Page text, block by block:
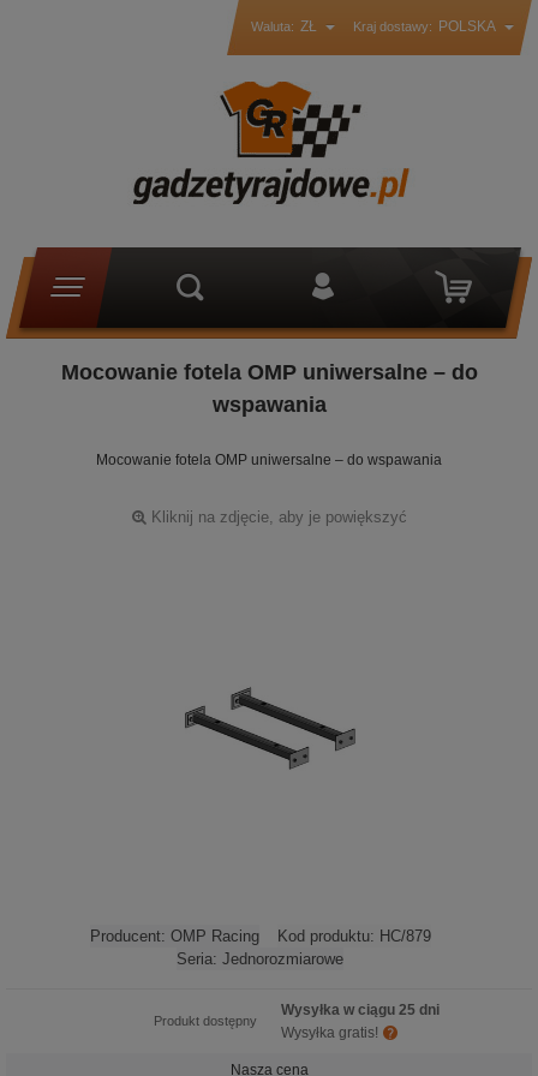
Waluta: ZŁ Kraj dostawy: POLSKA
Mocowanie fotela OMP uniwersalne – do
wspawania
Mocowanie fotela OMP uniwersalne – do wspawania
Kliknij na zdjęcie, aby je powiększyć
Producent: OMP Racing Kod produktu: HC/879
Seria: Jednorozmiarowe
Produkt dostępny
Wysyłka w ciągu 25 dni
Wysyłka gratis!
Nasza cena